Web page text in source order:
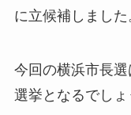
に立候補しました
今回の横浜市長
選挙となるでしょ